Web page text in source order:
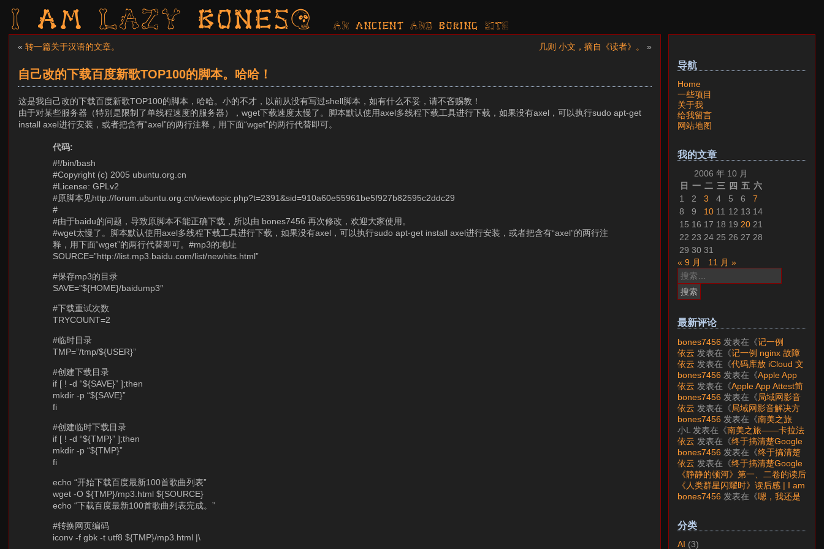
I am LAZY bones? AN ancient AND boring SITE
« 转一篇关于汉语的文章。 几则 小文，摘自《读者》。 »
自己改的下载百度新歌TOP100的脚本。哈哈！
这是我自己改的下载百度新歌TOP100的脚本，哈哈。小的不才，以前从没有写过shell脚本，如有什么不妥，请不吝赐教！
由于对某些服务器（特别是限制了单线程速度的服务器），wget下载速度太慢了。脚本默认使用axel多线程下载工具进行下载，如果没有axel，可以执行sudo apt-get
install axel进行安装，或者把含有“axel”的两行注释，用下面“wget”的两行代替即可。
代码:
#!/bin/bash
#Copyright (c) 2005 ubuntu.org.cn
#License: GPLv2
#原脚本见http://forum.ubuntu.org.cn/viewtopic.php?t=2391&sid=910a60e55961be5f927b82595c2ddc29
#
#由于baidu的问题，导致原脚本不能正确下载，所以由 bones7456 再次修改，欢迎大家使用。
#wget太慢了。脚本默认使用axel多线程下载工具进行下载，如果没有axel，可以执行sudo apt-get install axel进行安装，或者把含有“axel”的两行注
释，用下面“wget”的两行代替即可。#mp3的地址
SOURCE=”http://list.mp3.baidu.com/list/newhits.html”
#保存mp3的目录
SAVE=”${HOME}/baidump3″
#下载重试次数
TRYCOUNT=2
#临时目录
TMP=”/tmp/${USER}”
#创建下载目录
if [ ! -d “${SAVE}” ];then
mkdir -p “${SAVE}”
fi
#创建临时下载目录
if [ ! -d “${TMP}” ];then
mkdir -p “${TMP}”
fi
echo “开始下载百度最新100首歌曲列表”
wget -O ${TMP}/mp3.html ${SOURCE}
echo “下载百度最新100首歌曲列表完成。”
#转换网页编码
iconv -f gbk -t utf8 ${TMP}/mp3.html |\
导航
Home
一些项目
关于我
给我留言
网站地图
我的文章
2006 年 10 月
日 一 二 三 四 五 六
1
2 3 4 5 6
7
8
9 10 11 12 13 14
15 16 17 18 19 20 21
22 23 24 25 26 27 28
29 30 31
« 9 月
11 月 »
搜
索：
最新评论
bones7456 发表在《记一例
nginx 故障分析》
依云 发表在《记一例 nginx 故障
分析 》
依云 发表在《代码库放 iCloud 文
件夹会怎样？》
bones7456 发表在《Apple App
Attest简介》
依云 发表在《Apple App Attest简
介》
bones7456 发表在《局域网影音
解决方案——Jellyfin》
依云 发表在《局域网影音解决方
案——Jellyfin》
bones7456 发表在《南美之旅
——卡拉法特看莫雷诺大冰川》
小L 发表在《南美之旅——卡拉法
特看莫雷诺大冰川》
依云 发表在《终于搞清楚Google
账号的所属国家的逻辑了》
bones7456 发表在《终于搞清楚
Google账号的所属国家的逻辑
了》
依云 发表在《终于搞清楚Google
账号的所属国家的逻辑了》
《静静的顿河》第一、二卷的读后
感 | I am LAZY bones?发表在
《《人类群星闪耀时》读后感》
《人类群星闪耀时》读后感 | I am
LAZY bones?发表在《
《显微镜
bones7456 发表在《嗯，我还是
分类
AI (3)